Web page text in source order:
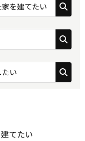
を建てたい
い
てたい